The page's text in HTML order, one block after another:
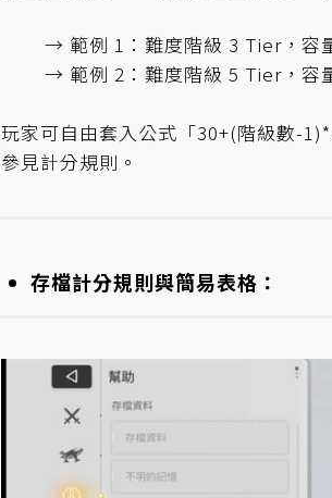
→ 範例 1：難度階級 3 Tier，容
→ 範例 2：難度階級 5 Tier，容
玩家可自由套入公式「30+(階級數-
參見計分規則。
存檔計分規則與簡易表格 ：